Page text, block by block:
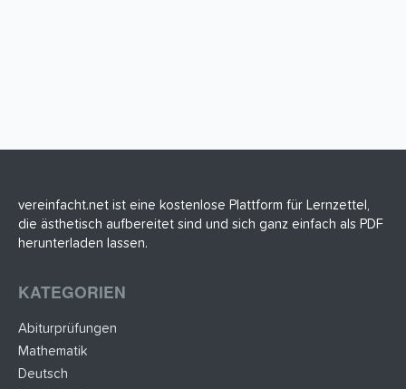
vereinfacht.net ist eine kostenlose Plattform für Lernzettel,
die ästhetisch aufbereitet sind und sich ganz einfach als PDF
herunterladen lassen.
KATEGORIEN
Abiturprüfungen
Mathematik
Deutsch